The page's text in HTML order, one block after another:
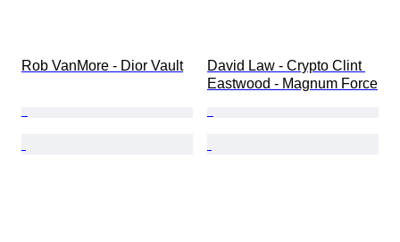
Rob VanMore - Dior Vault
David Law - Crypto Clint
Eastwood - Magnum Force